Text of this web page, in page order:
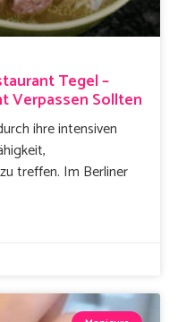
Tegel –
Verpassen Sollten
ihre intensiven
treffen. Im Berliner